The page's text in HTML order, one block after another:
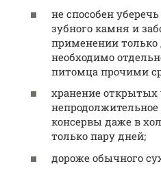
не способен
зубного камня и
применении только
необходимо
питомца прочими
хранение открытых
консервы даже в
только пару дней;
дороже обычного